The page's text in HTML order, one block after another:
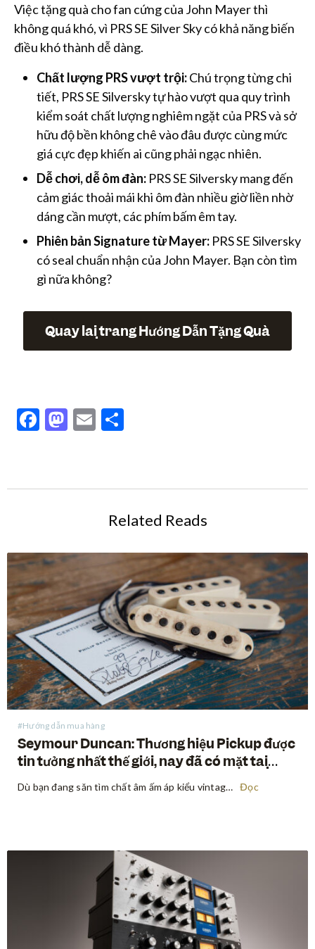
Việc tặng quà cho fan cứng của John Mayer thì
không quá khó, vì PRS SE Silver Sky có khả năng biến
điều khó thành dễ dàng.
Chất lượng PRS vượt trội:Chú trọng từng chi
tiết, PRS SE Silversky tự hào vượt qua quy trình
kiểm soát chất lượng nghiêm ngặt của PRS và sở
hữu độ bền không chê vào đâu được cùng mức
giá cực đẹp khiến ai cũng phải ngạc nhiên.
Dễ chơi, dễ ôm đàn: PRS SE Silversky mang đến
cảm giác thoải mái khi ôm đàn nhiều giờ liền nhờ
dáng cần mượt, các phím bấm êm tay.
Phiên bản Signature từ Mayer: PRS SE Silversky
có seal chuẩn nhận của John Mayer. Bạn còn tìm
gì nữa không?
Quay lại trang Hướng Dẫn Tặng Quà
Facebook
Mastodon
Email
Related Reads
#Hướng dẫn mua hàng
Seymour Duncan: Thương hiệu Pickup được
tin tưởng nhất thế giới, nay đã có mặt tại
Swee Lee
Dù bạn đang săn tìm chất âm ấm áp kiểu vintage, sự bạo liệt của high-gain hiện đại, hay một sự giao thoa tuyệt đẹp ở giữa hai điều trên, Seymour Duncan đã định hình tone tiếng của các guitarist và bassist trong suốt hơn năm thập kỷ qua. Mua… Đọc